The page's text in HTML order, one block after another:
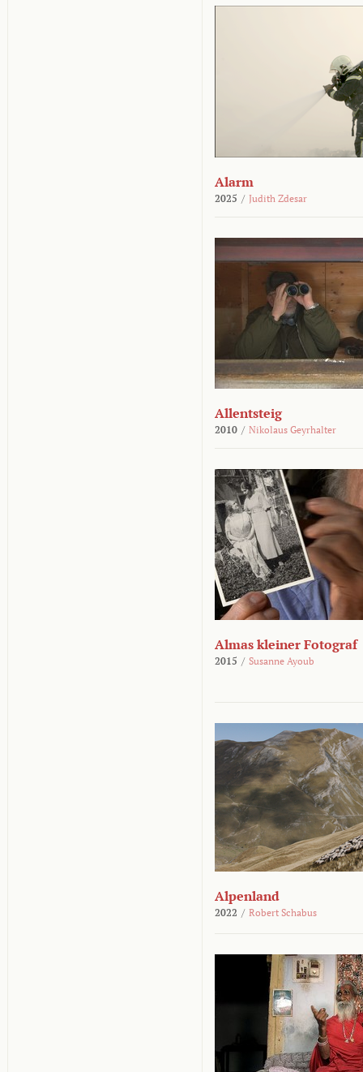
Alarm
2025 / Judith Zdesar
Allentsteig
2010 / Nikolaus Geyrhalter
Almas kleiner Fotograf
2015 / Susanne Ayoub
Alpenland
2022 / Robert Schabus